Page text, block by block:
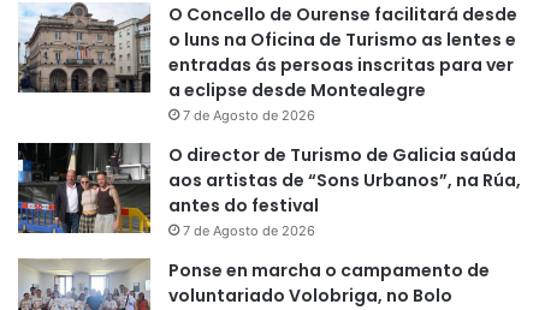
O Concello de Ourense facilitará desde
o luns na Oficina de Turismo as lentes e
entradas ás persoas inscritas para ver
a eclipse desde Montealegre
7 de Agosto de 2026
O director de Turismo de Galicia saúda
aos artistas de “Sons Urbanos”, na Rúa,
antes do festival
7 de Agosto de 2026
Ponse en marcha o campamento de
voluntariado Volobriga, no Bolo